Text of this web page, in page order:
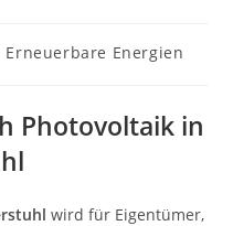
Erneuerbare Energien
Photovoltaik in
wird für Eigentümer,